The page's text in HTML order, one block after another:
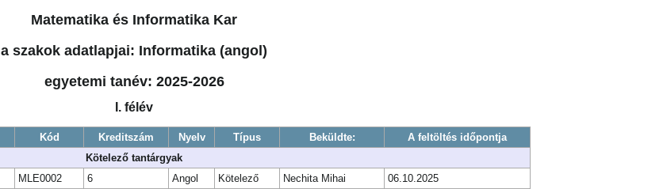
Matematika és Informatika Kar
a szakok adatlapjai: Informatika (angol)
egyetemi tanév: 2025-2026
I. félév
Kód Kreditszám Nyelv Típus Beküldte:
A feltöltés időpontja
Kötelező tantárgyak
MLE0002 6 Angol Kötelező Nechita Mihai
06.10.2025